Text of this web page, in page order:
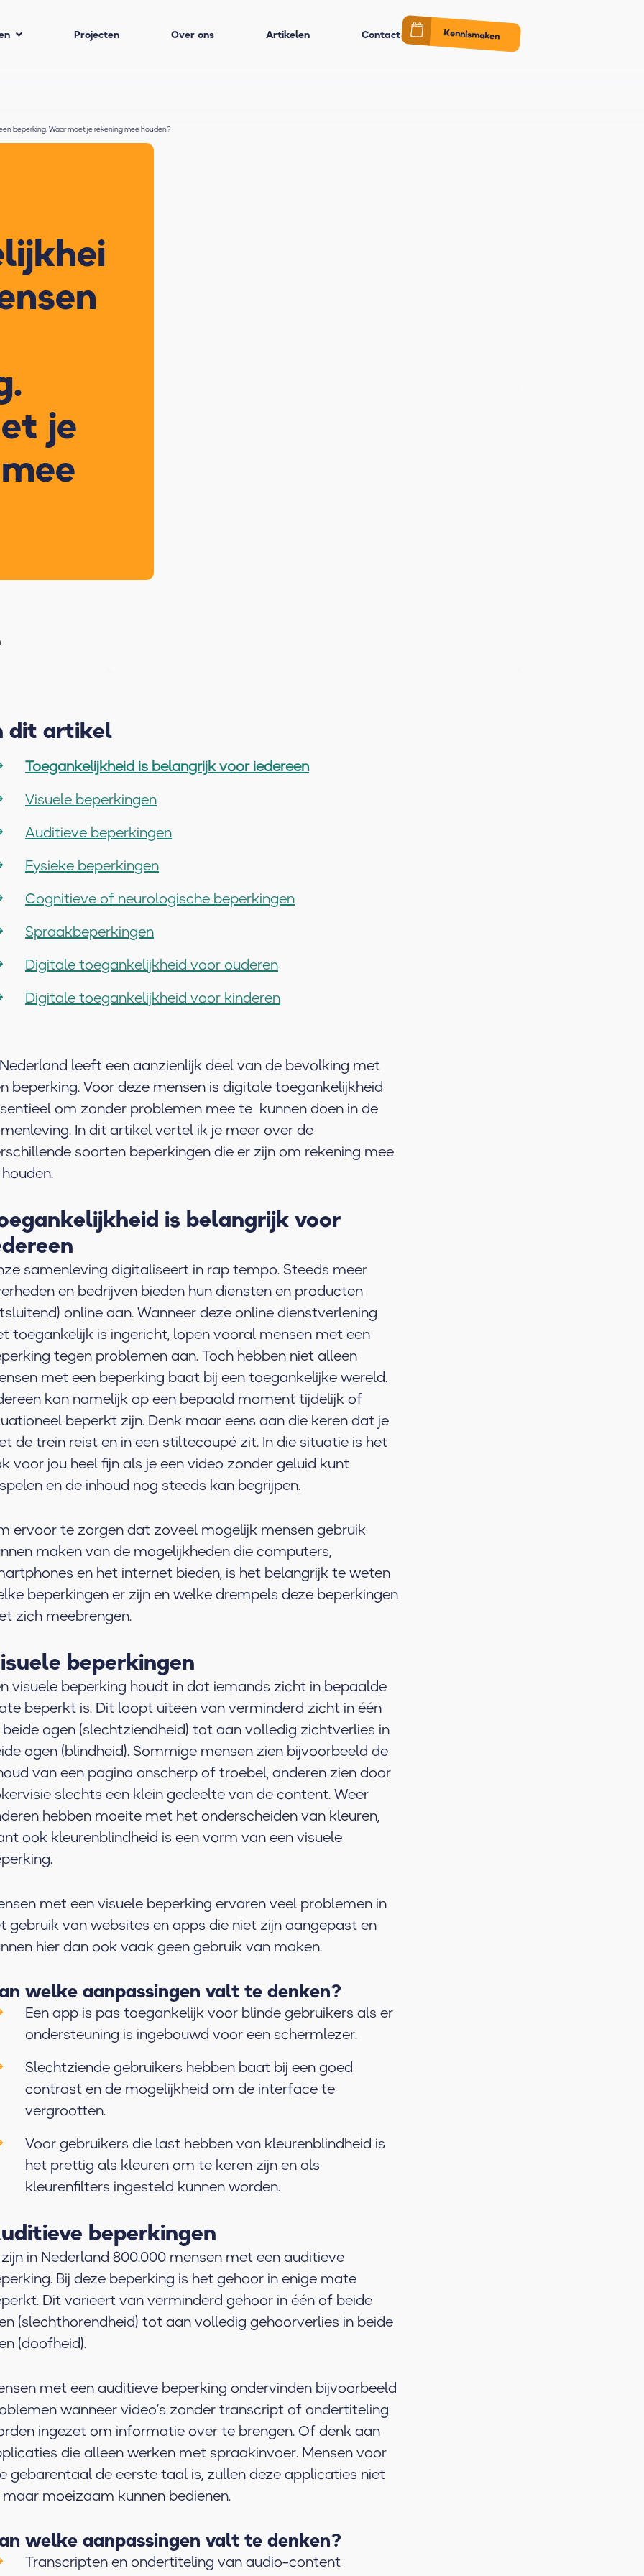
Projecten Over ons Artikelen Contact Kennismaken
beperking. Waar moet je rekening mee houden?
je
dit artikel
Toegankelijkheid is belangrijk voor iedereen
Visuele beperkingen
Auditieve beperkingen
Fysieke beperkingen
Cognitieve of neurologische beperkingen
Spraakbeperkingen
Digitale toegankelijkheid voor ouderen
Digitale toegankelijkheid voor kinderen
leeft een aanzienlijk deel van de bevolking met
beperking. Voor deze mensen is digitale toegankelijkheid
om zonder problemen mee te kunnen doen in de
In dit artikel vertel ik je meer over de
soorten beperkingen die er zijn om rekening mee
is belangrijk voor
samenleving digitaliseert in rap tempo. Steeds meer
en bedrijven bieden hun diensten en producten
online aan. Wanneer deze online dienstverlening
toegankelijk is ingericht, lopen vooral mensen met een
tegen problemen aan. Toch hebben niet alleen
met een beperking baat bij een toegankelijke wereld.
kan namelijk op een bepaald moment tijdelijk of
beperkt zijn. Denk maar eens aan die keren dat je
de trein reist en in een stiltecoupé zit. In die situatie is het
voor jou heel fijn als je een video zonder geluid kunt
en de inhoud nog steeds kan begrijpen.
ervoor te zorgen dat zoveel mogelijk mensen gebruik
maken van de mogelijkheden die computers,
en het internet bieden, is het belangrijk te weten
beperkingen er zijn en welke drempels deze beperkingen
zich meebrengen.
beperkingen
visuele beperking houdt in dat iemands zicht in bepaalde
beperkt is. Dit loopt uiteen van verminderd zicht in één
ogen (slechtziendheid) tot aan volledig zichtverlies in
ogen (blindheid). Sommige mensen zien bijvoorbeeld de
van een pagina onscherp of troebel, anderen zien door
slechts een klein gedeelte van de content. Weer
hebben moeite met het onderscheiden van kleuren,
ook kleurenblindheid is een vorm van een visuele
met een visuele beperking ervaren veel problemen in
gebruik van websites en apps die niet zijn aangepast en
hier dan ook vaak geen gebruik van maken.
welke aanpassingen valt te denken?
Een app is pas toegankelijk voor blinde gebruikers als er
ondersteuning is ingebouwd voor een schermlezer.
Slechtziende gebruikers hebben baat bij een goed
contrast en de mogelijkheid om de interface te
vergrootten.
Voor gebruikers die last hebben van kleurenblindheid is
het prettig als kleuren om te keren zijn en als
kleurenfilters ingesteld kunnen worden.
beperkingen
in Nederland 800.000 mensen met een auditieve
Bij deze beperking is het gehoor in enige mate
Dit varieert van verminderd gehoor in één of beide
(slechthorendheid) tot aan volledig gehoorverlies in beide
(doofheid).
met een auditieve beperking ondervinden bijvoorbeeld
wanneer video’s zonder transcript of ondertiteling
ingezet om informatie over te brengen. Of denk aan
die alleen werken met spraakinvoer. Mensen voor
gebarentaal de eerste taal is, zullen deze applicaties niet
moeizaam kunnen bedienen.
welke aanpassingen valt te denken?
Transcripten en ondertiteling van audio-content